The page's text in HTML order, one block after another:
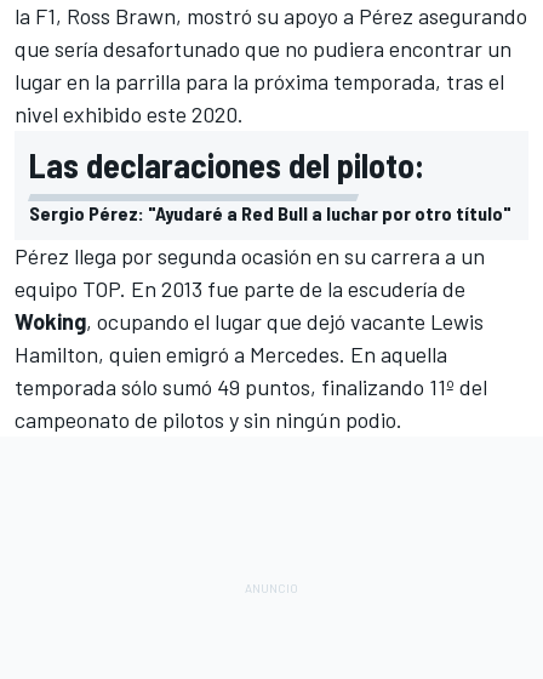
la F1, Ross Brawn, mostró su apoyo a Pérez asegurando
que sería desafortunado que no pudiera encontrar un
lugar en la parrilla para la próxima temporada, tras el
nivel exhibido este 2020.
Las declaraciones del piloto:
Sergio Pérez: "Ayudaré a Red Bull a luchar por otro título"
Pérez llega por segunda ocasión en su carrera a un
equipo TOP. En 2013 fue parte de la escudería de
Woking, ocupando el lugar que dejó vacante Lewis
Hamilton, quien emigró a Mercedes. En aquella
temporada sólo sumó 49 puntos, finalizando 11º del
campeonato de pilotos y sin ningún podio.